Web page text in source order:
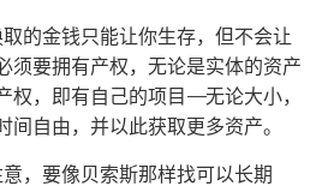
的金钱只能让你生存，但不会让
须要拥有产权，无论是实体的资产
权，即有自己的项目——无论大小，
间自由，并以此获取更多资产。
，要像贝索斯那样找可以长期